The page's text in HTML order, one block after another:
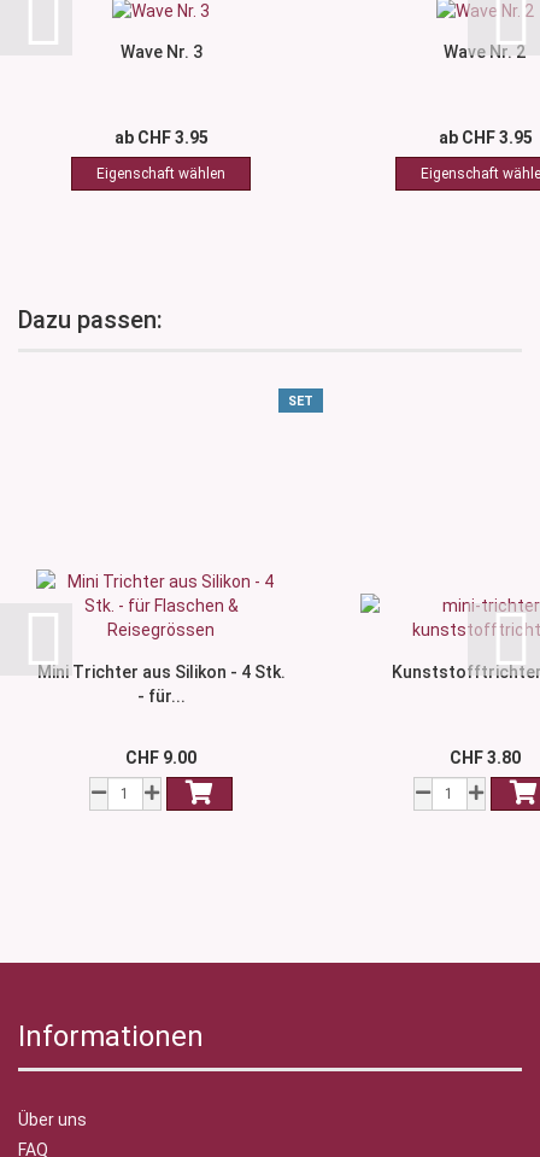
Wave Nr. 3
ab CHF 3.95
Wave Nr. 2
ab CHF 3.95
Dazu passen:
SET
Mini Trichter aus Silikon - 4 Stk.
- für...
CHF 9.00 CHF 3.80
Informationen
Über uns
FAQ